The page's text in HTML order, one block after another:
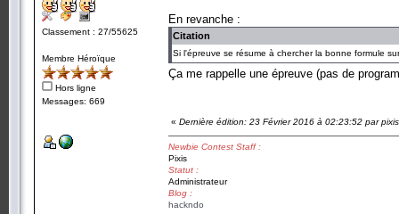
Classement : 27/55625
Membre Héroïque
Hors ligne
Messages: 669
En revanche :
Citation
Si l'épreuve se résume à chercher la bonne formule
Ça me rappelle une épreuve (pas de
« Dernière édition: 23 Février 2016 à 02:23:52 par pixis
Newbie Contest Staff :
Pixis
Statut :
Administrateur
Blog :
hackndo